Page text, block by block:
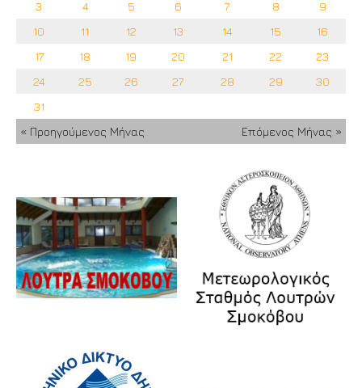
3 4 5 6 7 8
9
10
11 12 13 14 15
16
17
18 19 20 21 22
23
24
25 26 27 28 29
30
31
« Προηγούμενος Μήνας
Επόμενος Μήνας »